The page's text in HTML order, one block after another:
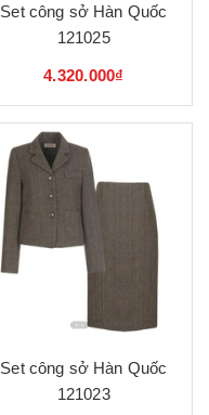
Set công sở Hàn Quốc
121025
4.320.000₫
Set công sở Hàn Quốc
121023